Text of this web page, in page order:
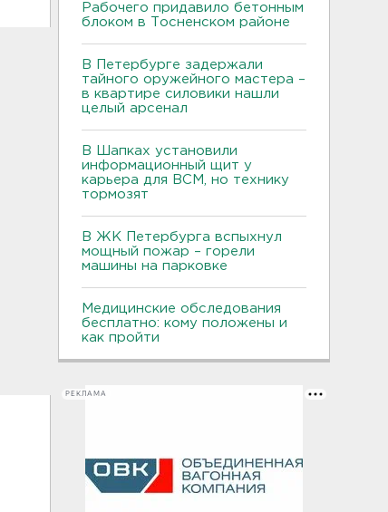
Рабочего придавило бетонным
блоком в Тосненском районе
В Петербурге задержали
тайного оружейного мастера –
в квартире силовики нашли
целый арсенал
В Шапках установили
информационный щит у
карьера для ВСМ, но технику
тормозят
В ЖК Петербурга вспыхнул
мощный пожар – горели
машины на парковке
Медицинские обследования
бесплатно: кому положены и
как пройти
РЕКЛАМА